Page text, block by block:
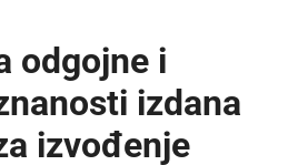
odgojne i
izdana
izvođenje